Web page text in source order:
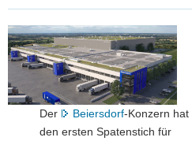
zum
Freizeitpark:
Bund
und
Land
unterstützen
Der Beiersdorf-Konzern hat
den ersten Spatenstich für